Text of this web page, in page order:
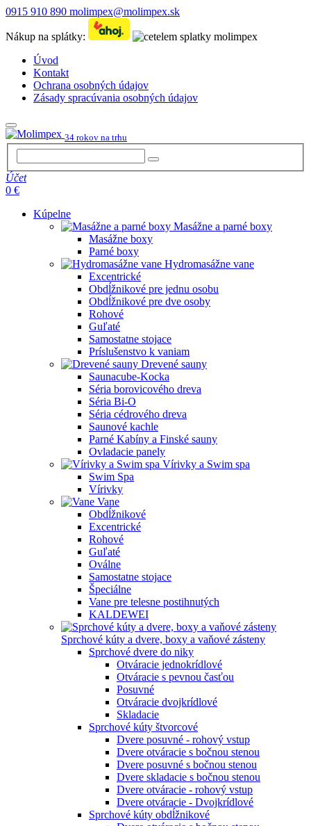
0915 910 890 molimpex@molimpex.sk
Nákup na splátky:
Úvod
Kontakt
Ochrana osobných údajov
Zásady spracúvania osobných údajov
34 rokov na trhu
Účet
0 €
Kúpelne
Masážne a parné boxy
Masážne boxy
Parné boxy
Hydromasážne vane
Excentrické
Obdĺžnikové pre jednu osobu
Obdĺžnikové pre dve osoby
Rohové
Guľaté
Samostatne stojace
Príslušenstvo k vaniam
Drevené sauny
Saunacube-Kocka
Séria borovicového dreva
Séria Bi-O
Séria cédrového dreva
Saunové kachle
Parné Kabíny a Finské sauny
Ovladacie panely
Vírivky a Swim spa
Swim Spa
Vírivky
Vane
Obdĺžnikové
Excentrické
Rohové
Guľaté
Oválne
Samostatne stojace
Špeciálne
Vane pre telesne postihnutých
KALDEWEI
Sprchové kúty a dvere, boxy a vaňové zásteny
Sprchové dvere do niky
Otváracie jednokrídlové
Otváracie s pevnou časťou
Posuvné
Otváracie dvojkrídlové
Skladacie
Sprchové kúty štvorcové
Dvere posuvné - rohový vstup
Dvere otváracie s bočnou stenou
Dvere posuvné s bočnou stenou
Dvere skladacie s bočnou stenou
Dvere otváracie - rohový vstup
Dvere otváracie - Dvojkrídlové
Sprchové kúty obdĺžnikové